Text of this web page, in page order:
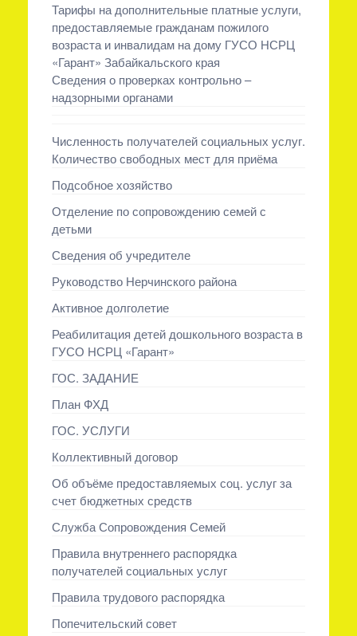
Тарифы на дополнительные платные услуги,
предоставляемые гражданам пожилого
возраста и инвалидам на дому ГУСО НСРЦ
«Гарант» Забайкальского края
Сведения о проверках контрольно –
надзорными органами
Численность получателей социальных услуг.
Количество свободных мест для приёма
Подсобное хозяйство
Отделение по сопровождению семей с
детьми
Сведения об учредителе
Руководство Нерчинского района
Активное долголетие
Реабилитация детей дошкольного возраста в
ГУСО НСРЦ «Гарант»
ГОС. ЗАДАНИЕ
План ФХД
ГОС. УСЛУГИ
Коллективный договор
Об объёме предоставляемых соц. услуг за
счет бюджетных средств
Служба Сопровождения Семей
Правила внутреннего распорядка
получателей социальных услуг
Правила трудового распорядка
Попечительский совет